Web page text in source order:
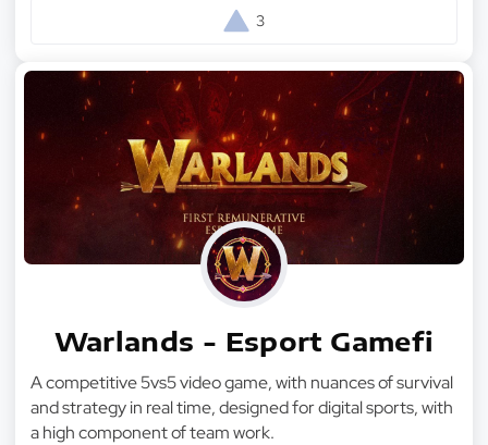
3
Warlands - Esport Gamefi
A competitive 5vs5 video game, with nuances of survival
and strategy in real time, designed for digital sports, with
a high component of team work.